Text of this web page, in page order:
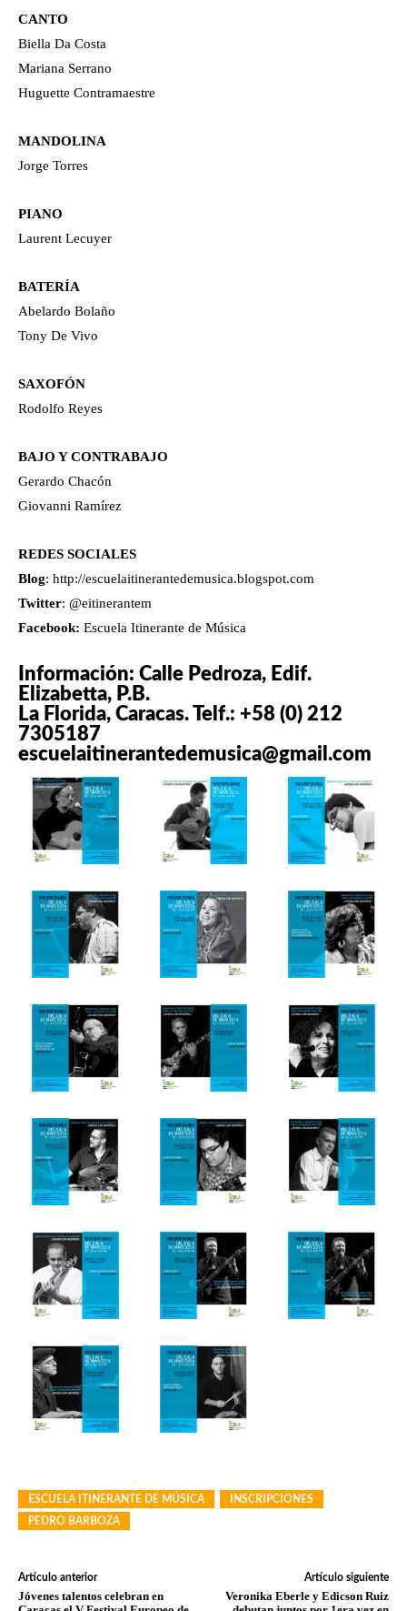
CANTO
Biella Da Costa
Mariana Serrano
Huguette Contramaestre
MANDOLINA
Jorge Torres
PIANO
Laurent Lecuyer
BATERÍA
Abelardo Bolaño
Tony De Vivo
SAXOFÓN
Rodolfo Reyes
BAJO Y CONTRABAJO
Gerardo Chacón
Giovanni Ramírez
REDES SOCIALES
Blog: http://escuelaitinerantedemusica.blogspot.com
Twitter: @eitinerantem
Facebook: Escuela Itinerante de Música
Información: Calle Pedroza, Edif.
Elizabetta, P.B.
La Florida, Caracas. Telf.: +58 (0) 212
7305187
escuelaitinerantedemusica@gmail.com
ESCUELA ITINERANTE DE MÚSICA
INSCRIPCIONES
PEDRO BARBOZA
Artículo anterior
Jóvenes talentos celebran en
Artículo siguiente
Veronika Eberle y Edicson Ruiz